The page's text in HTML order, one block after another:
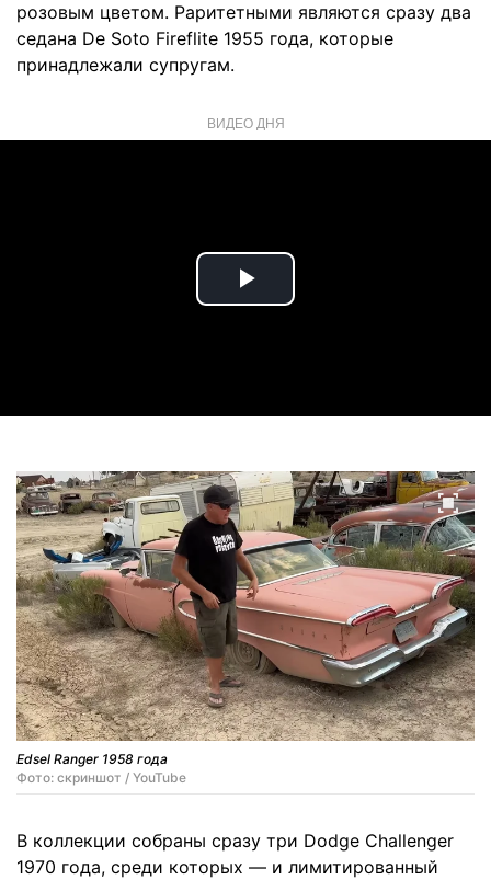
розовым цветом. Раритетными являются сразу два
седана De Soto Fireflite 1955 года, которые
принадлежали супругам.
ВИДЕО ДНЯ
Play
Edsel Ranger 1958 года
Фото: скриншот / YouTube
В коллекции собраны сразу три Dodge Challenger
1970 года, среди которых — и лимитированный